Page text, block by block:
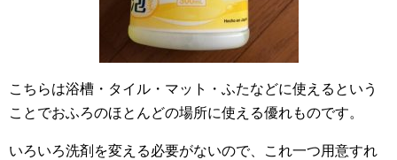
こちらは浴槽・タイル・マット・ふたなどに使えるという
ことでおふろのほとんどの場所に使える優れものです。
いろいろ洗剤を変える必要がないので、これ一つ用意すれ